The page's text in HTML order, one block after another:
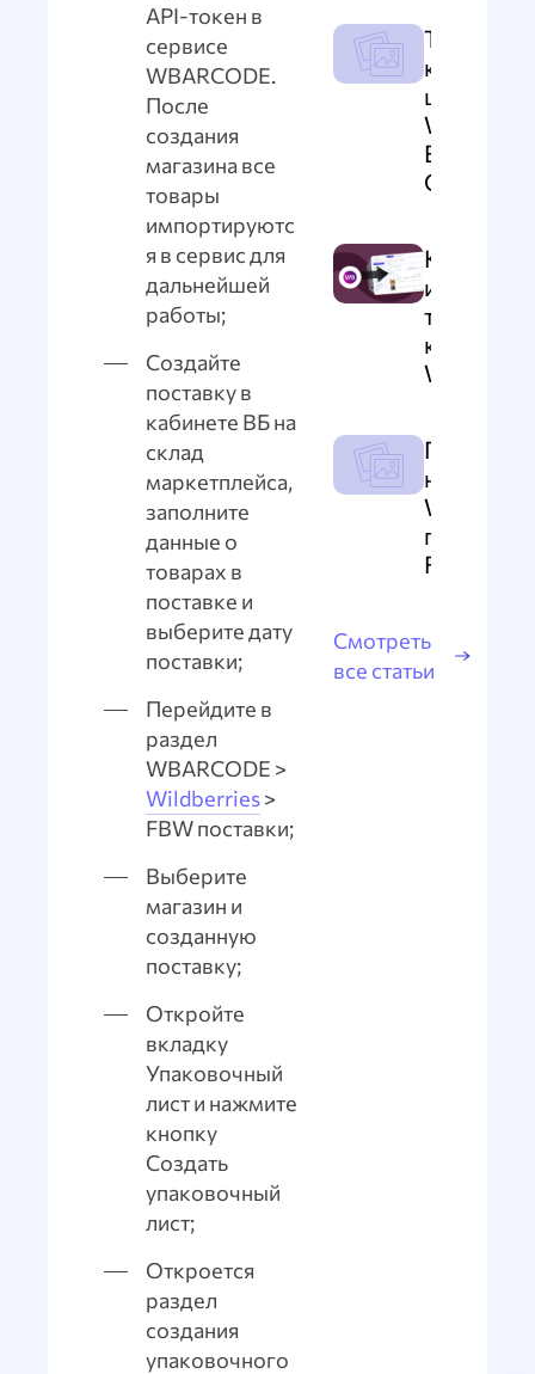
API-токен в
сервисе
WBARCODE.
После
создания
магазина все
товары
импортируютс
я в сервис для
дальнейшей
работы;
Создайте
поставку в
кабинете ВБ на
склад
маркетплейса,
заполните
данные о
товарах в
поставке и
выберите дату
поставки;
Перейдите в
раздел
WBARCODE >
Wildberries>
FBW поставки;
Выберите
магазин и
созданную
поставку;
Откройте
вкладку
Упаковочный
лист и нажмите
кнопку
Создать
упаковочный
лист;
Откроется
раздел
создания
упаковочного
к
EAN-13
Code-128
Как
товары из
кабинета
Продажи
на
по схеме
FBS
Смотреть
все статьи